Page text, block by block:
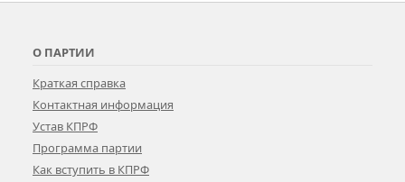
О ПАРТИИ
Краткая справка
Контактная информация
Устав КПРФ
Программа партии
Как вступить в КПРФ